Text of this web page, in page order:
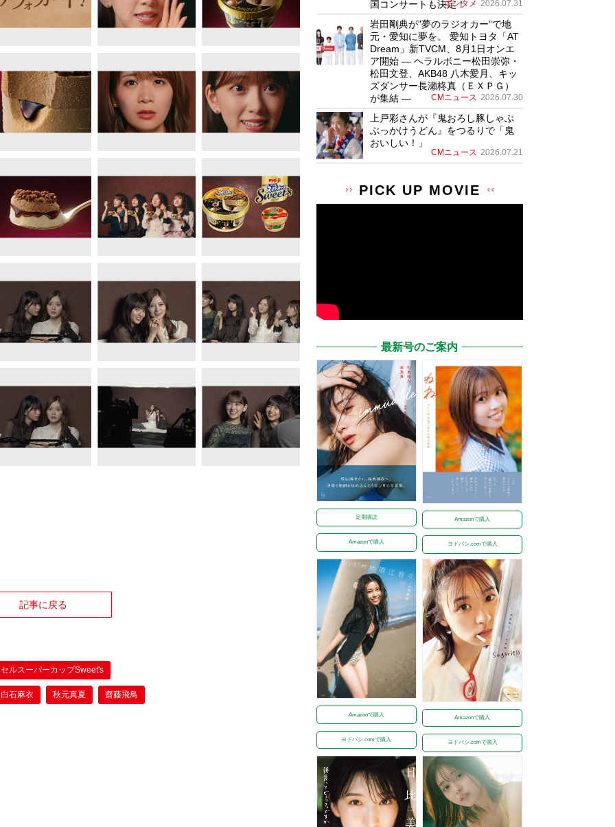
記事に戻る
ルスーパーカップSweet's
白石麻衣 秋元真夏 齋藤飛鳥
国コンサートも決定！
エンタメ 2026.07.31
岩田剛典が”夢のラジオカー”で地
元・愛知に夢を。 愛知トヨタ「AT
Dream」新TVCM、8月1日オンエ
ア開始 ― ヘラルボニー松田崇弥・
松田文登、AKB48 八木愛月、キッ
ズダンサー長瀬柊真（ＥＸＰＧ）
が集結 ―
CMニュース 2026.07.30
上戸彩さんが『鬼おろし豚しゃぶ
ぶっかけうどん』をつるりで「鬼
おいしい！」
CMニュース 2026.07.21
PICK UP MOVIE
最新号のご案内
定期購読
Amazonで購入
Amazonで購入
ヨドバシ.comで購入
Amazonで購入
ヨドバシ.comで購入
Amazonで購入
ヨドバシ.comで購入